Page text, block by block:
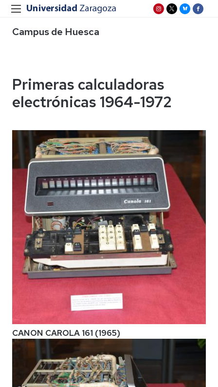
Campus de Huesca
Primeras calculadoras
electrónicas 1964-1972
CANON CAROLA 161 (1965)